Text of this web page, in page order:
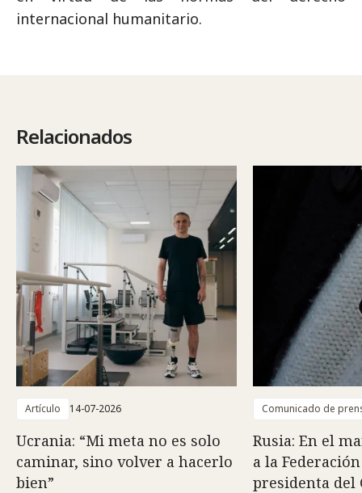
internacional humanitario.
Relacionados
Artículo 14-07-2026
Ucrania: “Mi meta no es solo
caminar, sino volver a hacerlo
bien”
Comunicado de
Rusia: En el
a la
presidenta del